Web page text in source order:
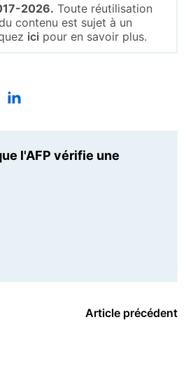
2026. Toute réutilisation
contenu est sujet à un
ici pour en savoir plus.
l'AFP vérifie une
Article précédent